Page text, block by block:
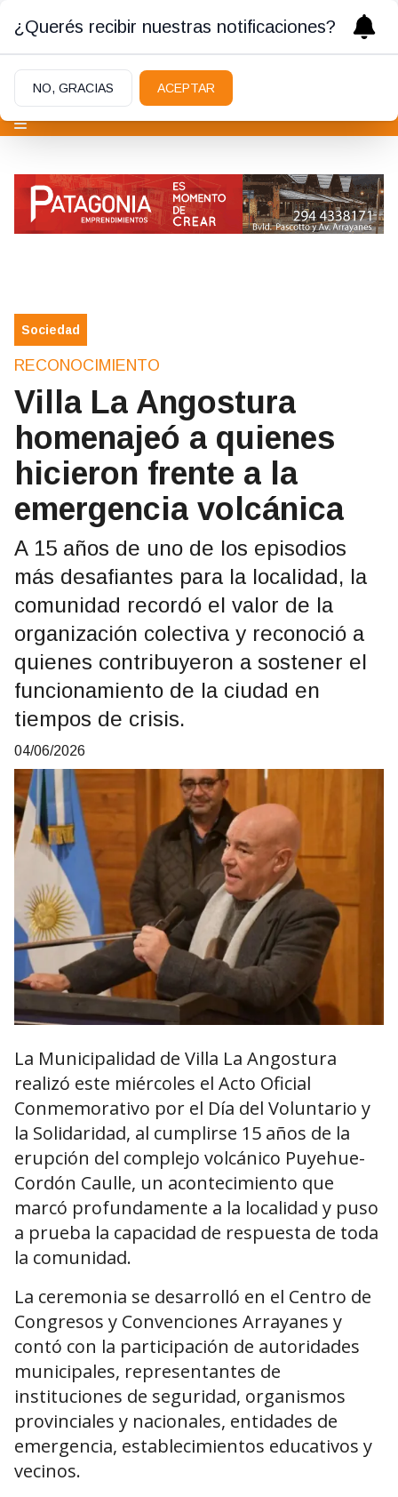
Sociedad
RECONOCIMIENTO
Villa La Angostura
homenajeó a quienes
hicieron frente a la
emergencia volcánica
A 15 años de uno de los episodios
más desafiantes para la localidad, la
comunidad recordó el valor de la
organización colectiva y reconoció a
quienes contribuyeron a sostener el
funcionamiento de la ciudad en
tiempos de crisis.
04/06/2026
La Municipalidad de Villa La Angostura
realizó este miércoles el Acto Oficial
Conmemorativo por el Día del Voluntario y
la Solidaridad, al cumplirse 15 años de la
erupción del complejo volcánico Puyehue-
Cordón Caulle, un acontecimiento que
marcó profundamente a la localidad y puso
a prueba la capacidad de respuesta de toda
la comunidad.
La ceremonia se desarrolló en el Centro de
Congresos y Convenciones Arrayanes y
contó con la participación de autoridades
municipales, representantes de
instituciones de seguridad, organismos
provinciales y nacionales, entidades de
emergencia, establecimientos educativos y
vecinos.
¿Querés recibir nuestras notificaciones?
NO, GRACIAS ACEPTAR